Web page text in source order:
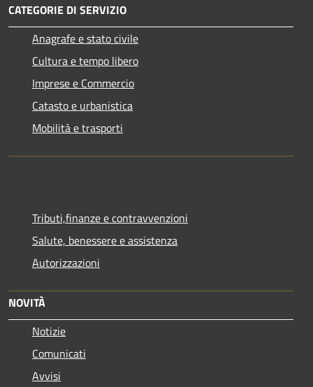
CATEGORIE DI SERVIZIO
Anagrafe e stato civile
Cultura e tempo libero
Imprese e Commercio
Catasto e urbanistica
Mobilità e trasporti
Tributi,finanze e contravvenzioni
Salute, benessere e assistenza
Autorizzazioni
NOVITÀ
Notizie
Comunicati
Avvisi